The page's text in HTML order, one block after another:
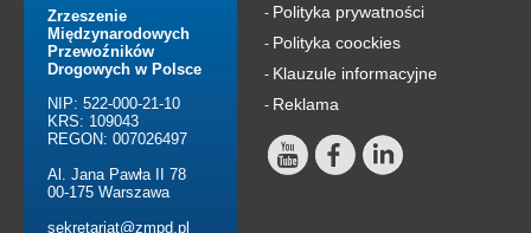
Zrzeszenie
Międzynarodowych
Przewoźników
Drogowych w Polsce
NIP: 522-000-21-10
KRS: 109043
REGON: 007026497
Al. Jana Pawła II 78
00-175 Warszawa
sekretariat@zmpd.pl
- Polityka prywatności
- Polityka coockies
- Klauzule informacyjne
- Reklama